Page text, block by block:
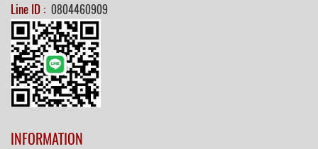
Line ID : 0804460909
INFORMATION